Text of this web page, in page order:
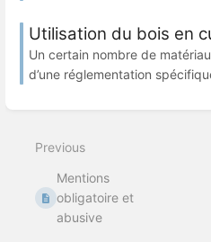
Utilisation du bois en
Un certain nombre de
d’une réglementation
Previous
Mentions
obligatoire et
abusive